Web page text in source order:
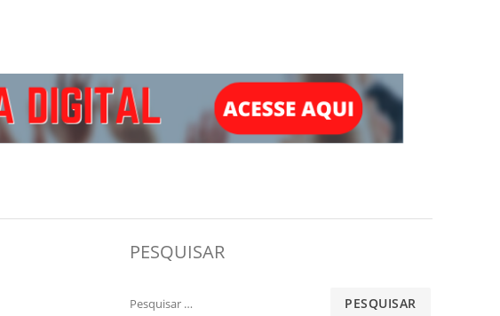
PESQUISAR
Pesquisar